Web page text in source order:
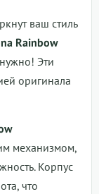
ваш стиль
Rainbow
Эти
оригинала
механизмом,
Корпус
что